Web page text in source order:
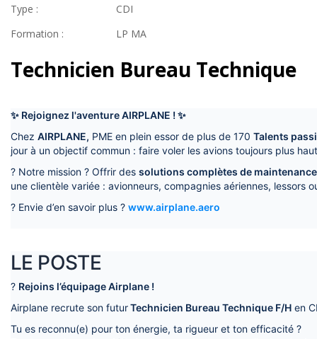
Type :
CDI
Formation :
LP MA
Technicien Bureau Technique
✨ Rejoignez l'aventure AIRPLANE ! ✨
Chez AIRPLANE, PME en plein essor de plus de 170 Talents
jour à un objectif commun : faire voler les avions toujours plus
? Notre mission ? Offrir des solutions complètes de
une clientèle variée : avionneurs, compagnies aériennes, lessors
? Envie d’en savoir plus ? www.airplane.aero
LE POSTE
?️ Rejoins l’équipage Airplane !
Airplane recrute son futurTechnicien Bureau Technique F/H en
Tu es reconnu(e) pour ton énergie, ta rigueur et ton efficacité ?